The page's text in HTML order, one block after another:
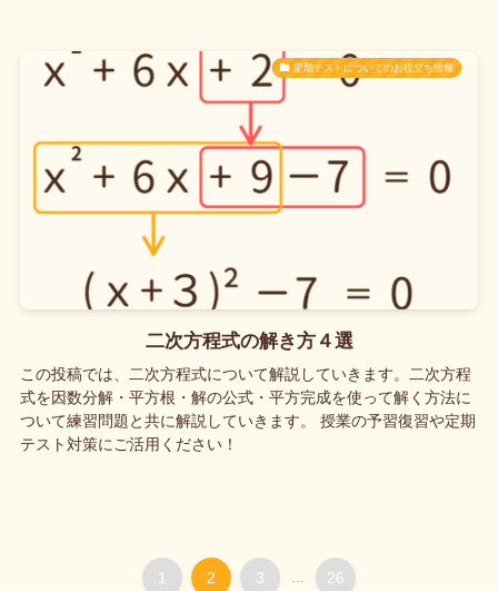
定期テストについてのお役立ち情報
二次方程式の解き方４選
この投稿では、二次方程式について解説していきます。二次方程
式を因数分解・平方根・解の公式・平方完成を使って解く方法に
ついて練習問題と共に解説していきます。 授業の予習復習や定期
テスト対策にご活用ください！
1 2 3 26